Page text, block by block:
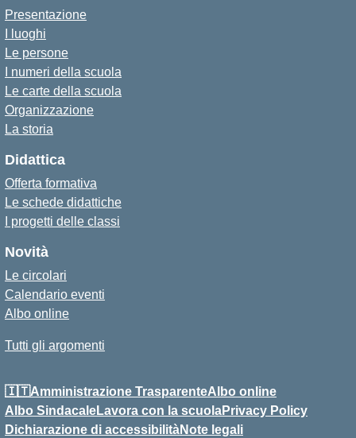
Presentazione
I luoghi
Le persone
I numeri della scuola
Le carte della scuola
Organizzazione
La storia
Didattica
Offerta formativa
Le schede didattiche
I progetti delle classi
Novità
Le circolari
Calendario eventi
Albo online
Tutti gli argomenti
🇮🇹Amministrazione TrasparenteAlbo online
Albo SindacaleLavora con la scuolaPrivacy Policy
Dichiarazione di accessibilitàNote legali